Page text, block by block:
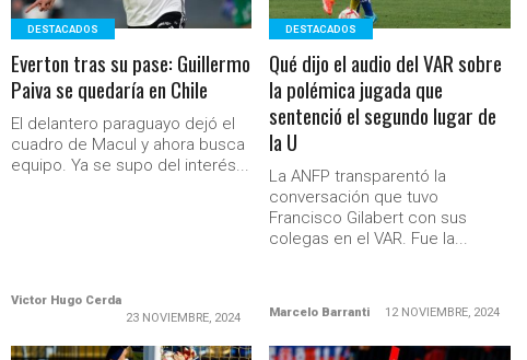
DESTACADOS
Everton tras su pase: Guillermo
Paiva se quedaría en Chile
El delantero paraguayo dejó el
cuadro de Macul y ahora busca
equipo. Ya se supo del interés...
Victor Hugo Cerda
23 NOVIEMBRE, 2024
DESTACADOS
Qué dijo el audio del VAR sobre
la polémica jugada que
sentenció el segundo lugar de
la U
La ANFP transparentó la
conversación que tuvo
Francisco Gilabert con sus
colegas en el VAR. Fue la...
Marcelo Barranti 12 NOVIEMBRE, 2024